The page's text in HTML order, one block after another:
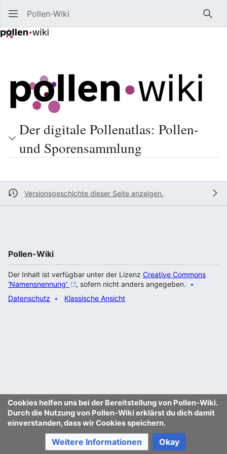
Pollen-Wiki
Der digitale Pollenatlas: Pollen-
und Sporensammlung
Versionsgeschichte dieser Seite anzeigen.
Cookies helfen uns bei der Bereitstellung von Pollen-Wiki.
Durch die Nutzung von Pollen-Wiki erklärst du dich damit
einverstanden, dass wir Cookies speichern.
Weitere Informationen Okay
Pollen-Wiki
Der Inhalt ist verfügbar unter der Lizenz Creative Commons
'Namensnennung'
, sofern nicht anders angegeben.
Datenschutz
Klassische Ansicht